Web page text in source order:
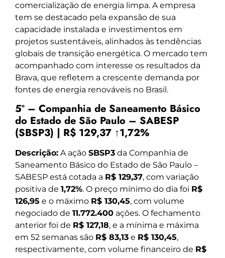
comercialização de energia limpa. A empresa
tem se destacado pela expansão de sua
capacidade instalada e investimentos em
projetos sustentáveis, alinhados às tendências
globais de transição energética. O mercado tem
acompanhado com interesse os resultados da
Brava, que refletem a crescente demanda por
fontes de energia renováveis no Brasil.
5º – Companhia de Saneamento Básico
do Estado de São Paulo – SABESP
(SBSP3) | R$ 129,37 ↑1,72%
Descrição: A ação SBSP3 da Companhia de
Saneamento Básico do Estado de São Paulo –
SABESP está cotada a R$ 129,37, com variação
positiva de 1,72%. O preço mínimo do dia foi R$
126,95 e o máximo R$ 130,45, com volume
negociado de 11.772.400 ações. O fechamento
anterior foi de R$ 127,18, e a mínima e máxima
em 52 semanas são R$ 83,13 e R$ 130,45,
respectivamente, com volume financeiro de R$